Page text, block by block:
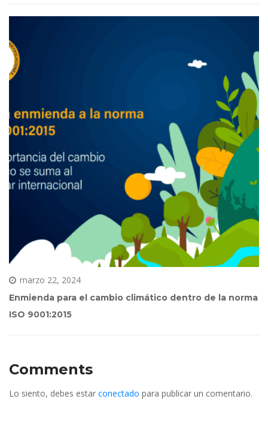
marzo 22, 2024
Enmienda para el cambio climático dentro de la norma
ISO 9001:2015
Comment
Lo siento, debes estar conectado para publicar un comentario.